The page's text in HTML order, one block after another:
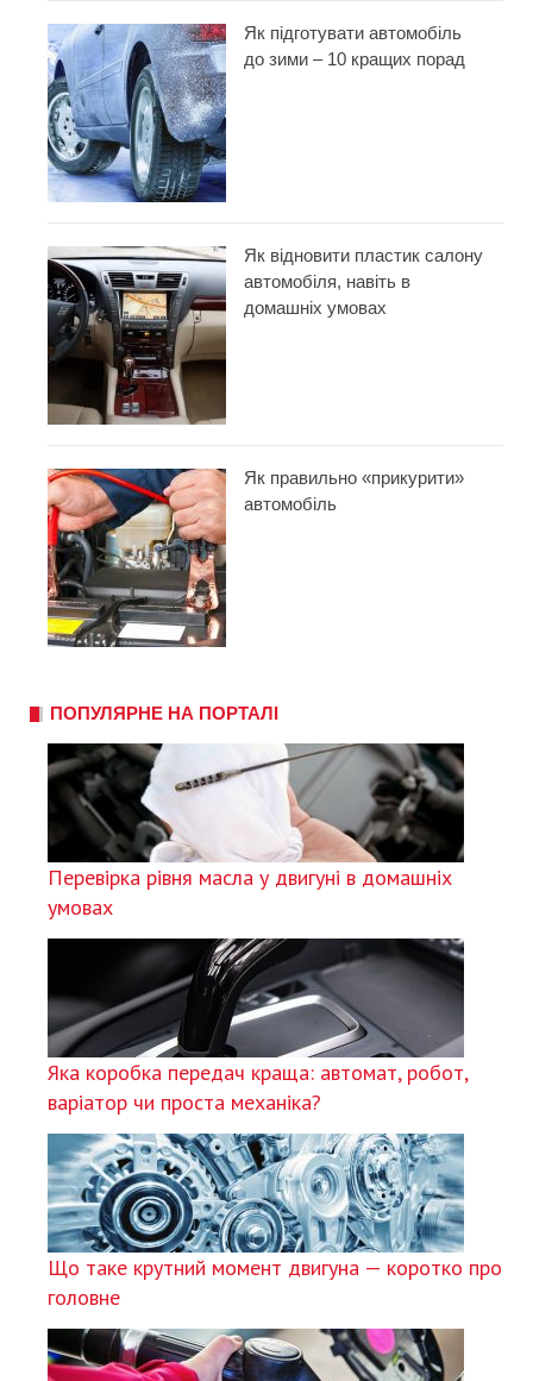
Як підготувати автомобіль
до зими – 10 кращих порад
Як відновити пластик салону
автомобіля, навіть в
домашніх умовах
Як правильно «прикурити»
автомобіль
ПОПУЛЯРНЕ НА ПОРТАЛІ
Перевірка рівня масла у двигуні в домашніх
умовах
Яка коробка передач краща: автомат, робот,
варіатор чи проста механіка?
Що таке крутний момент двигуна — коротко про
головне